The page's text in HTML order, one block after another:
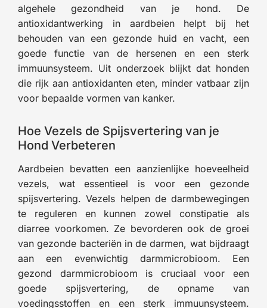
algehele gezondheid van je hond. De
antioxidantwerking in aardbeien helpt bij het
behouden van een gezonde huid en vacht, een
goede functie van de hersenen en een sterk
immuunsysteem. Uit onderzoek blijkt dat honden
die rijk aan antioxidanten eten, minder vatbaar zijn
voor bepaalde vormen van kanker.
Hoe Vezels de Spijsvertering van je
Hond Verbeteren
Aardbeien bevatten een aanzienlijke hoeveelheid
vezels, wat essentieel is voor een gezonde
spijsvertering. Vezels helpen de darmbewegingen
te reguleren en kunnen zowel constipatie als
diarree voorkomen. Ze bevorderen ook de groei
van gezonde bacteriën in de darmen, wat bijdraagt
aan een evenwichtig darmmicrobioom. Een
gezond darmmicrobioom is cruciaal voor een
goede spijsvertering, de opname van
voedingsstoffen en een sterk immuunsysteem.